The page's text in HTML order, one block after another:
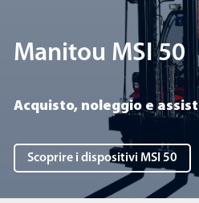
Manitou MSI 50
Acquisto, noleggio e
Scoprire i dispositivi MSI 50